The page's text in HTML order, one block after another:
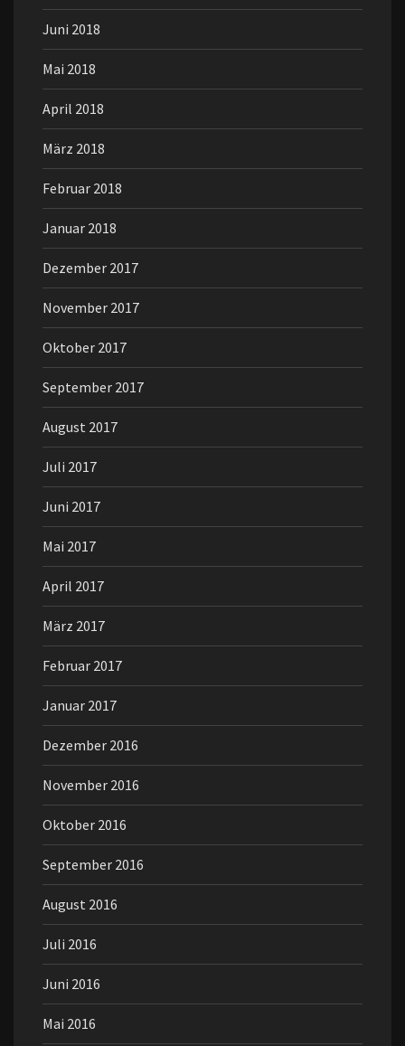
Juni 2018
Mai 2018
April 2018
März 2018
Februar 2018
Januar 2018
Dezember 2017
November 2017
Oktober 2017
September 2017
August 2017
Juli 2017
Juni 2017
Mai 2017
April 2017
März 2017
Februar 2017
Januar 2017
Dezember 2016
November 2016
Oktober 2016
September 2016
August 2016
Juli 2016
Juni 2016
Mai 2016